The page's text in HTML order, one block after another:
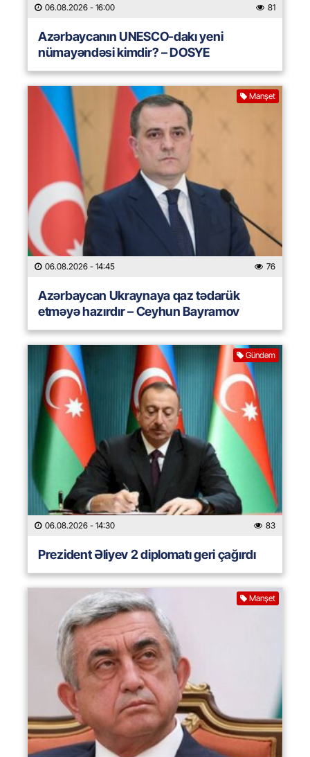
06.08.2026 - 16:00 81
Azərbaycanın UNESCO-dakı yeni
nümayəndəsi kimdir? – DOSYE
Manşet
06.08.2026 - 14:45 76
Azərbaycan Ukraynaya qaz tədarük
etməyə hazırdır – Ceyhun Bayramov
Gündəm
06.08.2026 - 14:30 83
Prezident Əliyev 2 diplomatı geri çağırdı
Manşet